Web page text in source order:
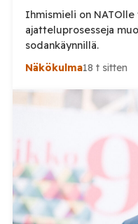
Ihmismieli on
ajatteluprosesseja muokataan kognitiivisella
sodankäynnillä.
Näkökulma18 t sitten